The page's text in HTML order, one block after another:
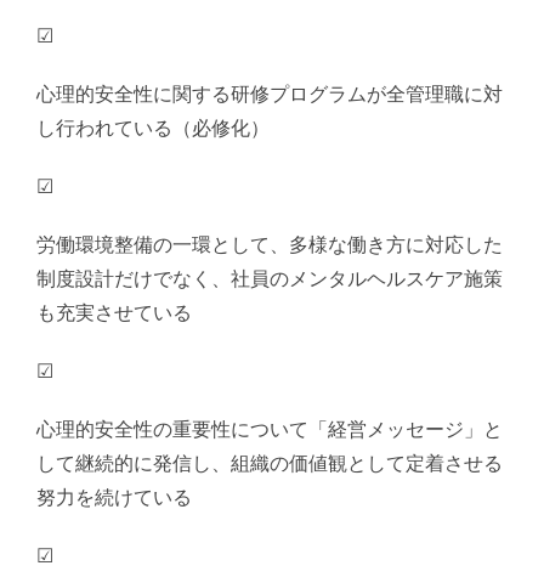
☑
心理的安全性に関する研修プログラムが全管理職に対
し行われている（必修化）
☑
労働環境整備の一環として、多様な働き方に対応した
制度設計だけでなく、社員のメンタルヘルスケア施策
も充実させている
☑
心理的安全性の重要性について「経営メッセージ」と
して継続的に発信し、組織の価値観として定着させる
努力を続けている
☑